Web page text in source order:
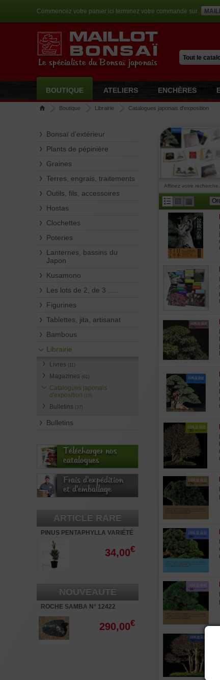
Commencez votre panier ici terminez votre commande sur
Le spécialiste du Bonsaï japonais
BOUTIQUE ATELIERS ENCHÈRES
Boutique Librairie Catalogues japonais d'exposition
Bonsaï d'extérieur
Plants de pépinière
Graines
Terres, engrais, traitements
Outils, fils, accessoires
Hostas
Clochettes
Poteries
Lanternes, bassins du
Japon
Kusamono
Les lots de 2, de 3 .....
Figurines
Tablettes, jita, artisanat
Bambous
Librairie
Livres (11)
Magazines (61)
Catalogues japonais
d'exposition (16)
Bulletins (37)
Bulletins
Télécharger nos
catalogues
Frais d'expédition
et d'emballage
ARTICLE RARE
PINUS PENTAPHYLLA VARIÉTÉ
"RYU JU" POT 3 LITRES
34,00€
NOUVEAUTÉ
ROCHE SAMBA N° 12422
290,00€
Affinez votre recherche...